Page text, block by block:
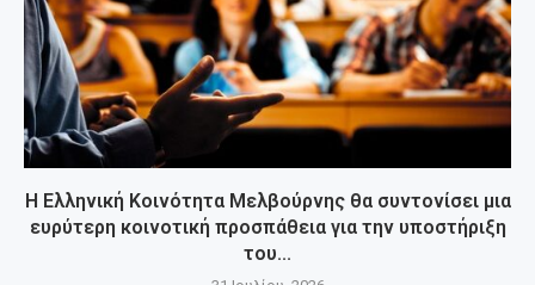
Η Ελληνική Κοινότητα Μελβούρνης θα συντονίσει μια
ευρύτερη κοινοτική προσπάθεια για την υποστήριξη
του...